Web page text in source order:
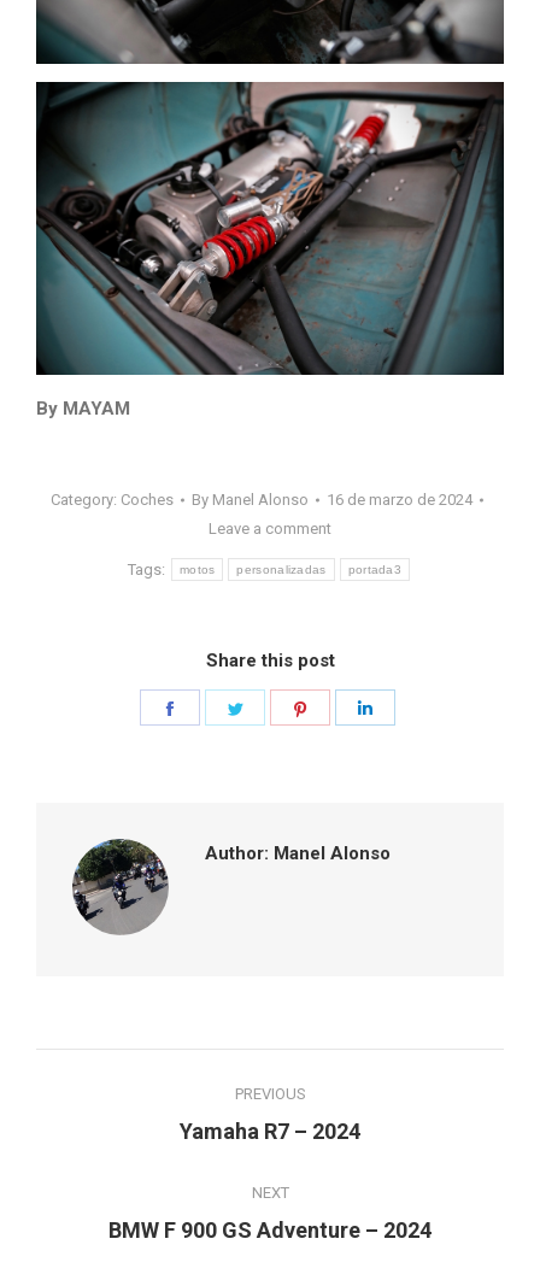
By MAYAM
Category: Coches By Manel Alonso
16 de marzo de 2024
Leave a comment
Tags: motos personalizadas portada3
Share this post
Author: Manel Alonso
navigation
PREVIOUS
Previous
Yamaha R7 – 2024
NEXT
Next
BMW F 900 GS Adventure – 2024